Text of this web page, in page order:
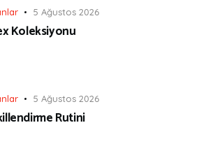
5 Ağustos 2026
Koleksiyonu
5 Ağustos 2026
Rutini